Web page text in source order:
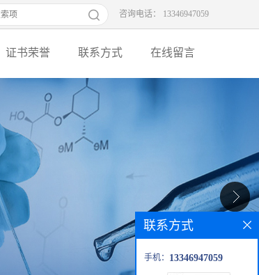
咨询电话： 13346947059
证书荣誉 联系方式 在线留言
联系方式
手机： 13346947059